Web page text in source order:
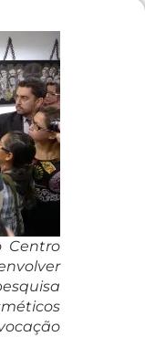
Centro